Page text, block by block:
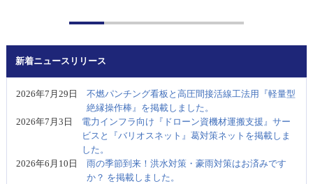
1 2 3 4
新着ニュースリリース
2026年7月29日
不燃パンチング看板と高圧間接活線工法用『軽量型
絶縁操作棒』を掲載しました。
2026年7月3日
電力インフラ向け『ドローン資機材運搬支援』サー
ビスと『バリオスネット』葛対策ネットを掲載しま
した。
2026年6月10日
雨の季節到来！洪水対策・豪雨対策はお済みです
か？ を掲載しました。